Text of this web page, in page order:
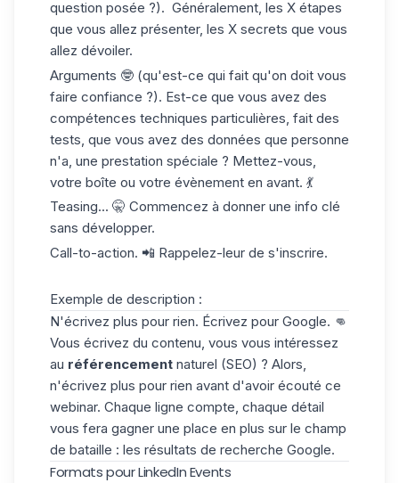
question posée ?). Généralement, les X étapes
que vous allez présenter, les X secrets que vous
allez dévoiler.
Arguments 🤓 (qu'est-ce qui fait qu'on doit vous
faire confiance ?). Est-ce que vous avez des
compétences techniques particulières, fait des
tests, que vous avez des données que personne
n'a, une prestation spéciale ? Mettez-vous,
votre boîte ou votre évènement en avant. 💃
Teasing... 🤫 Commencez à donner une info clé
sans développer.
Call-to-action. 📲 Rappelez-leur de s'inscrire.
Exemple de description :
N'écrivez plus pour rien. Écrivez pour Google. 👊
Vous écrivez du contenu, vous vous intéressez
au référencement naturel (SEO) ? Alors,
n'écrivez plus pour rien avant d'avoir écouté ce
webinar. Chaque ligne compte, chaque détail
vous fera gagner une place en plus sur le champ
de bataille : les résultats de recherche Google.
Formats pour LinkedIn Events